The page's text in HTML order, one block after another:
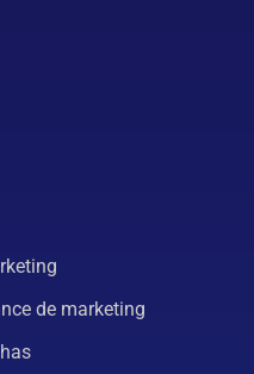
de marketing